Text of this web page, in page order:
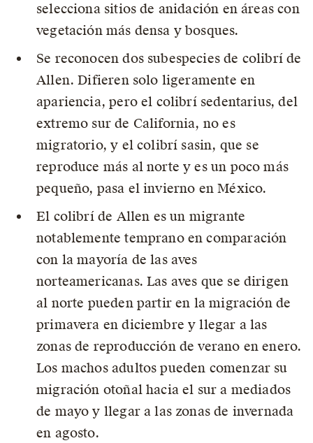
selecciona sitios de anidación en áreas con
vegetación más densa y bosques.
Se reconocen dos subespecies de colibrí de
Allen. Difieren solo ligeramente en
apariencia, pero el colibrí sedentarius, del
extremo sur de California, no es
migratorio, y el colibrí sasin, que se
reproduce más al norte y es un poco más
pequeño, pasa el invierno en México.
El colibrí de Allen es un migrante
notablemente temprano en comparación
con la mayoría de las aves
norteamericanas. Las aves que se dirigen
al norte pueden partir en la migración de
primavera en diciembre y llegar a las
zonas de reproducción de verano en enero.
Los machos adultos pueden comenzar su
migración otoñal hacia el sur a mediados
de mayo y llegar a las zonas de invernada
en agosto.